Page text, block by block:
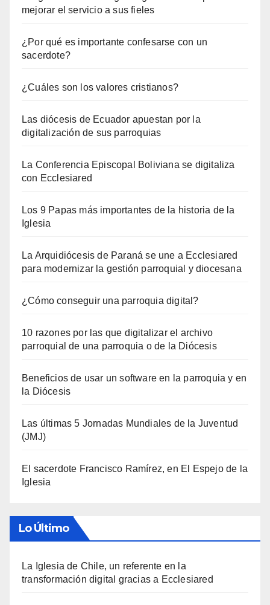
mejorar el servicio a sus fieles
¿Por qué es importante confesarse con un
sacerdote?
¿Cuáles son los valores cristianos?
Las diócesis de Ecuador apuestan por la
digitalización de sus parroquias
La Conferencia Episcopal Boliviana se digitaliza
con Ecclesiared
Los 9 Papas más importantes de la historia de la
Iglesia
La Arquidiócesis de Paraná se une a Ecclesiared
para modernizar la gestión parroquial y diocesana
¿Cómo conseguir una parroquia digital?
10 razones por las que digitalizar el archivo
parroquial de una parroquia o de la Diócesis
Beneficios de usar un software en la parroquia y en
la Diócesis
Las últimas 5 Jornadas Mundiales de la Juventud
(JMJ)
El sacerdote Francisco Ramírez, en El Espejo de la
Iglesia
Lo Último
La Iglesia de Chile, un referente en la
transformación digital gracias a Ecclesiared